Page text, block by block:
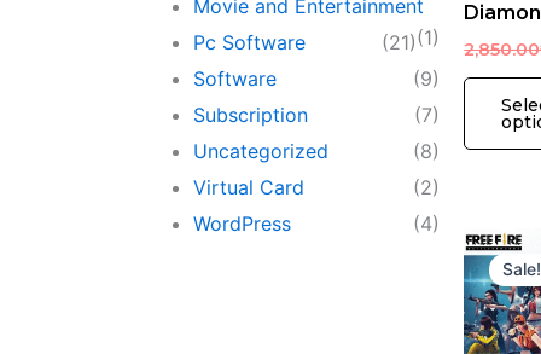
Movie and Entertainment
(1)
Pc Software
(21)
Software
(9)
Subscription
(7)
Uncategorized
(8)
Virtual Card
(2)
WordPress
(4)
2,850.00
Sale!